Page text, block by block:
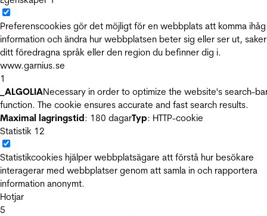
Preferenscookies gör det möjligt för en webbplats att komma ihåg
information och ändra hur webbplatsen beter sig eller ser ut,
ditt föredragna språk eller den region du befinner dig i.
www.garnius.se
1
_ALGOLIANecessary in order to optimize the website's search-
function. The cookie ensures accurate and fast search results.
Maximal lagringstid: 180 dagarTyp: HTTP-cookie
Statistik 12
Statistikcookies hjälper webbplatsägare att förstå hur besökare
interagerar med webbplatser genom att samla in och rapportera
information anonymt.
Hotjar
5